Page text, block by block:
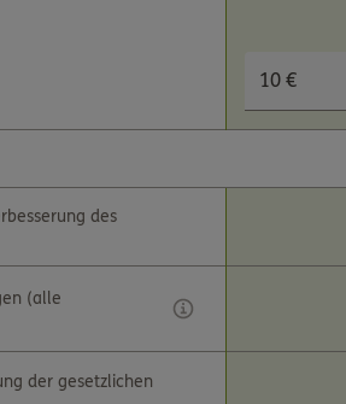
des
(alle
der gesetzlichen